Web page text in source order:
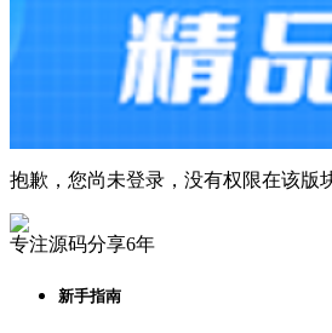
抱歉，您尚未登录，没有权限在该版
专注源码分享6年
新手指南